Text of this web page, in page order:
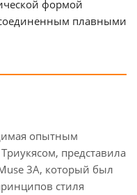
формой
плавными
опытным
представила
3A, который был
стиля